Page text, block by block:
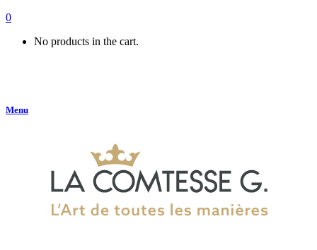
0
No products in the cart.
Menu